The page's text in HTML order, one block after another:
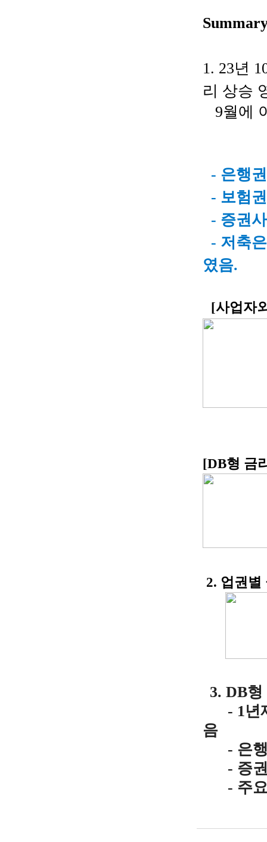
1. 23년
리 상승
9월에
- 은행
- 보험
- 증권
- 저축
였음.
[사업자
[DB형 금
2. 업권별
3. DB
- 1년
음
- 은행
- 증
- 주요